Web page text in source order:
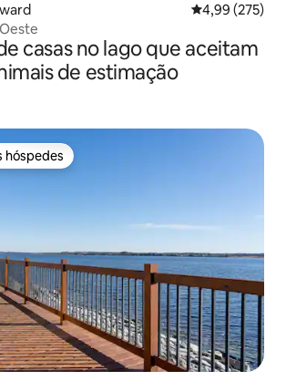
4,99 de uma
4,99 (275)
casas no lago que aceitam
de estimação
preferidos dos hóspedes
hóspedes